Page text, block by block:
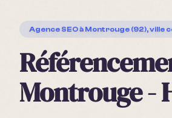
Agence SEOà Montrouge (92), ville
Montrouge -